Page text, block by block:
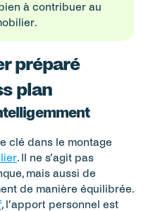
à contribuer au
préparé
plan
clé dans le montage
. Il ne s’agit pas
mais aussi de
de manière équilibrée.
, l’apport personnel est